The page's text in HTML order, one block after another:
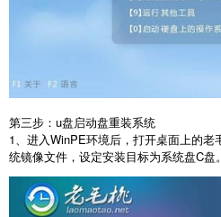
第三步： u盘启动盘重装系统
1、进入WinPE环境后，打开桌面上的老
统镜像文件，设定安装目标为系统盘C盘。